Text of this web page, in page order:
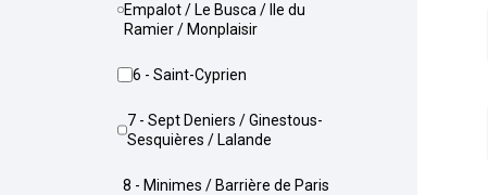
Empalot / Le Busca / Ile du
Ramier / Monplaisir
6 - Saint-Cyprien
7 - Sept Deniers / Ginestous-
Sesquières / Lalande
8 - Minimes / Barrière de Paris